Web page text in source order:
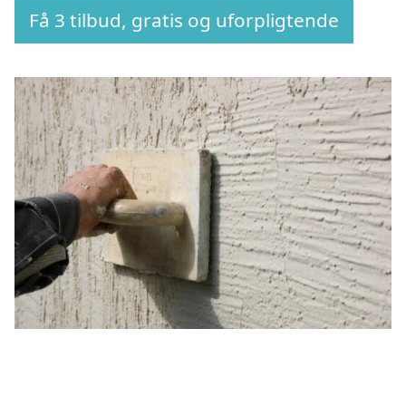
Få 3 tilbud, gratis og uforpligtende